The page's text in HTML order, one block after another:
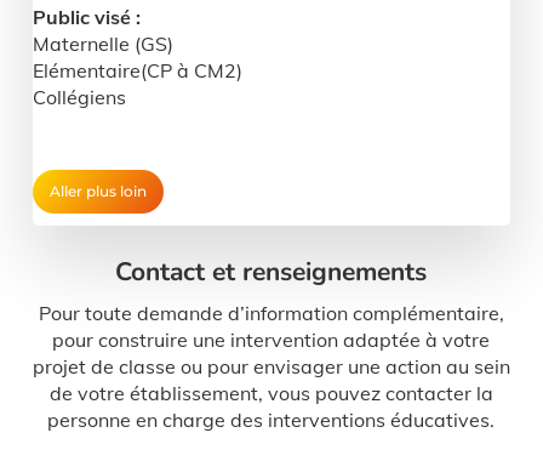
Public visé :
Maternelle (GS)
Elémentaire(CP à CM2)
Collégiens
Aller plus loin
Contact et renseignements
Pour toute demande d’information complémentaire,
pour construire une intervention adaptée à votre
projet de classe ou pour envisager une action au sein
de votre établissement, vous pouvez contacter la
personne en charge des interventions éducatives.